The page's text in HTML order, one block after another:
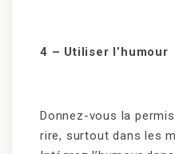
4 – Utiliser l’humour
Donnez-vous la
rire, surtout dans les